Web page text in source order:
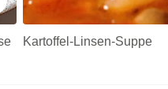
Kartoffel-Linsen-Suppe